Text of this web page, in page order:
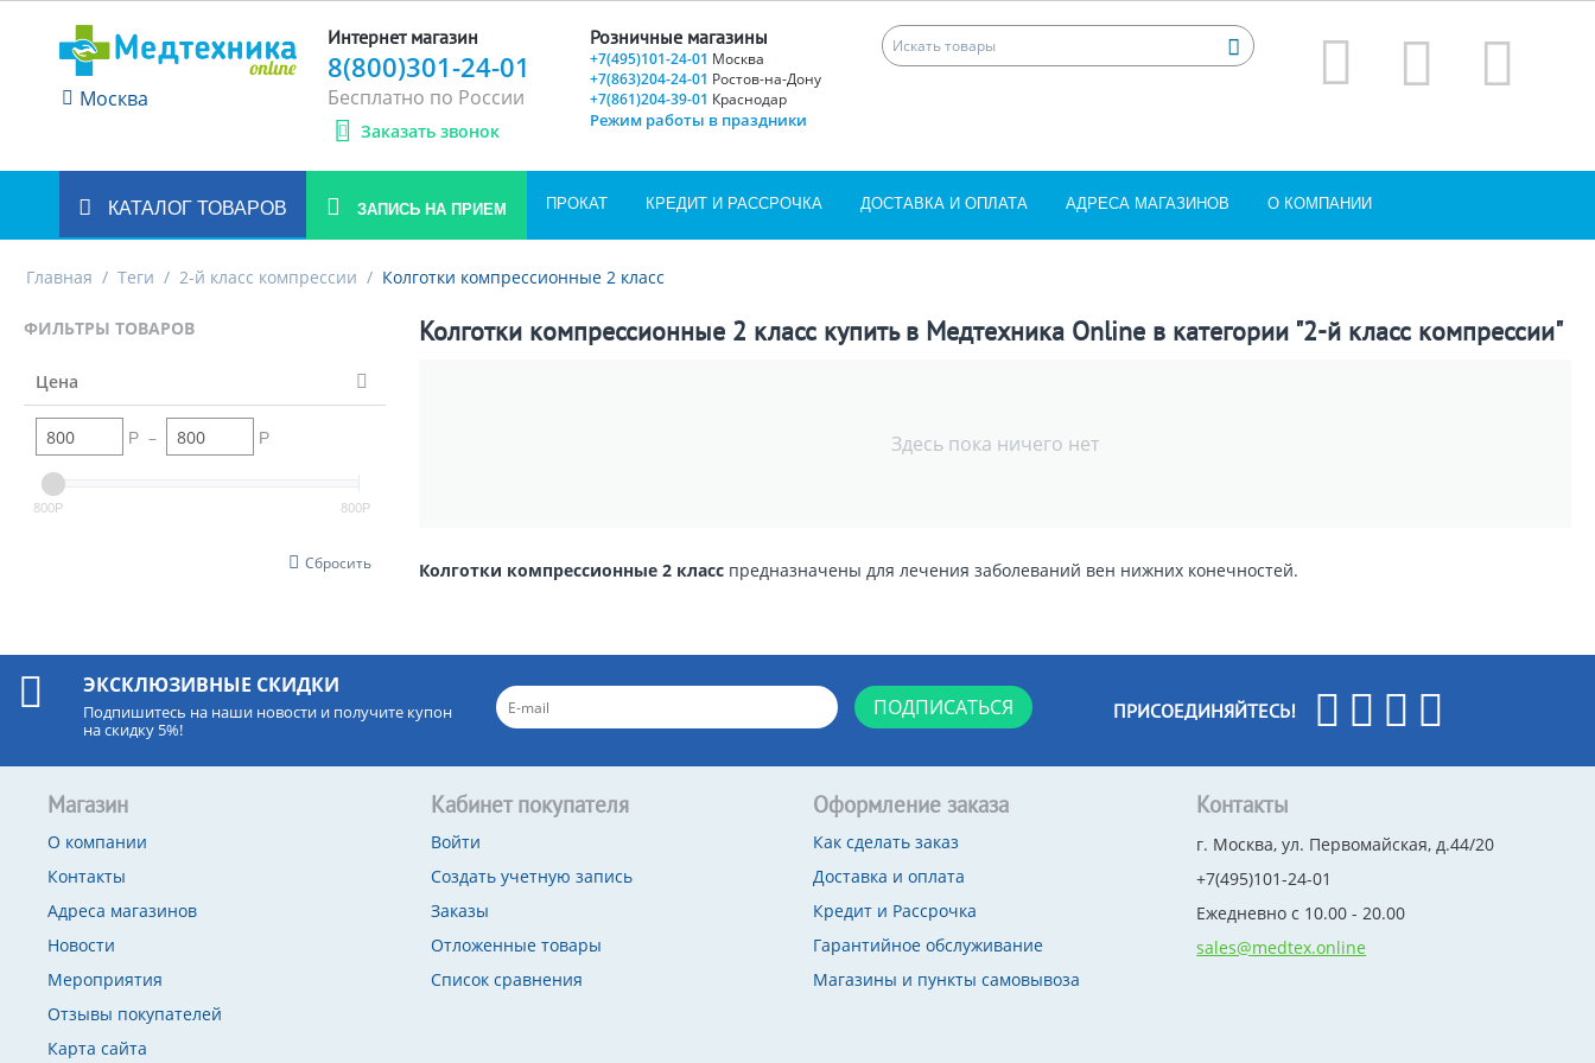
Москва
Интернет магазин
8(800)301-24-01
Бесплатно по России
Заказать звонок
Розничные магазины
+7(495)101-24-01 Москва
+7(863)204-24-01 Ростов-на-Дону
+7(861)204-39-01 Краснодар
Режим работы в праздники
КАТАЛОГ ТОВАРОВ ЗАПИСЬ НА ПРИЕМ ПРОКАТ КРЕДИТ И РАССРОЧКА ДОСТАВКА И ОПЛАТА АДРЕСА МАГАЗИНОВ О КОМПАНИИ
Главная / Теги / 2-й класс компрессии / Колготки компрессионные 2 класс
ФИЛЬТРЫ ТОВАРОВ
Цена
Р – Р
800Р 800Р
Сбросить
Колготки компрессионные 2 класс купить в Медтехника Online в категории "2-й класс компрессии"
Здесь пока ничего нет
Колготки компрессионные 2 класс предназначены для лечения заболеваний вен нижних конечностей.
ЭКСКЛЮЗИВНЫЕ СКИДКИ
Подпишитесь на наши новости и получите купон
на скидку 5%!
ПОДПИСАТЬСЯ ПРИСОЕДИНЯЙТЕСЬ!
Магазин
О компании
Контакты
Адреса магазинов
Новости
Мероприятия
Отзывы покупателей
Карта сайта
Кабинет покупателя
Войти
Создать учетную запись
Заказы
Отложенные товары
Список сравнения
Оформление заказа
Как сделать заказ
Доставка и оплата
Кредит и Рассрочка
Гарантийное обслуживание
Магазины и пункты самовывоза
Контакты
г. Москва, ул. Первомайская, д.44/20
+7(495)101-24-01
Ежедневно с 10.00 - 20.00
sales@medtex.online